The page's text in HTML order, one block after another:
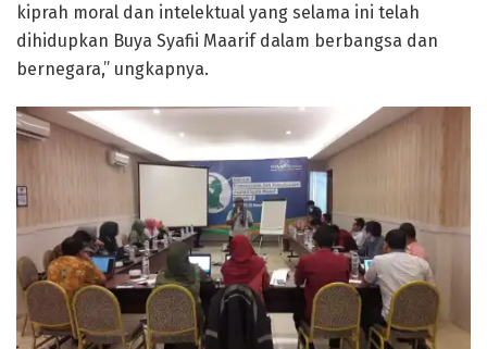
kiprah moral dan intelektual yang selama ini telah
dihidupkan Buya Syafii Maarif dalam berbangsa dan
bernegara,” ungkapnya.